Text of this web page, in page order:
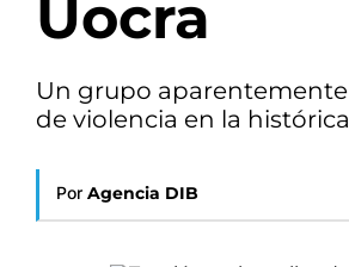
Uocra
Un grupo
de violencia en la
Por Agencia DIB